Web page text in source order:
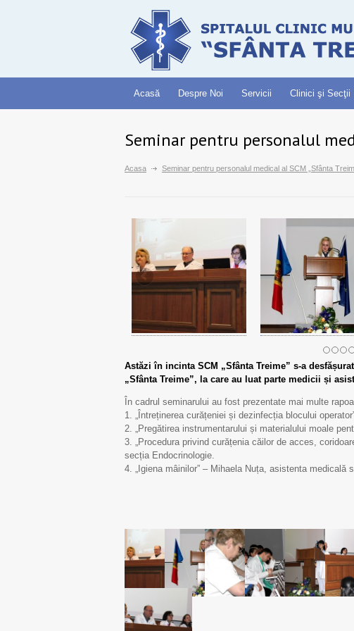
Acasă Despre Noi Servicii Clinici şi Secţii
Seminar pentru personalul
Acasa Seminar pentru personalul medical al SCM „Sfânta
Astăzi în incinta SCM „Sfânta Treime” s-a
„Sfânta Treime”, la care au luat parte medicii și
În cadrul seminarului au fost prezentate mai multe
1. „Întreținerea curățeniei și dezinfecția blocului
2. „Pregătirea instrumentarului și materialului moale
3. „Procedura privind curățenia căilor de acces,
secția Endocrinologie.
4. „Igiena mâinilor” – Mihaela Nuța, asistenta medicală